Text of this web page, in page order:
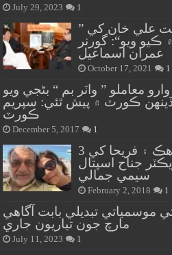
July 29, 2023 1
” فرزند ڪراچي لياقت علي خان کي
ويو“: گورنر
عمران اسماعيل
October 17, 2021 1
معاملو ” واٽر بم “ بڻجي ويو
ڏينهن ڪورٽ ۾ پيش ٿئي: سپريم
ڪورٽ
December 5, 2017 1
هزار خان بجاراڻي کي هڪ ۽ فريحا کي 3
جناح اسپتال
سيمي جمالي
February 2, 2018 1
۾ جولاءِ16تي موسمياتي تبديلي بابت آگاهي
مارچ جون تياريون جاري
July 11, 2023 1